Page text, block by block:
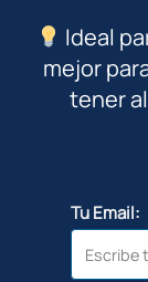
Ideal
mejor
tener
Tu Email: